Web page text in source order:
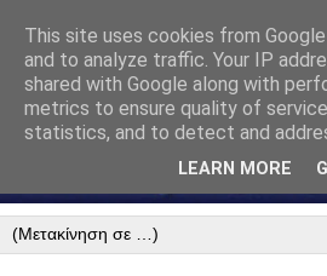
This site uses cookies from
and to analyze traffic. Your IP
shared with Google along with
metrics to ensure quality of
statistics, and to detect and
LEARN MORE